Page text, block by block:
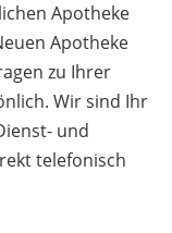
Apotheke
Apotheke
zu Ihrer
Wir sind Ihr
und
telefonisch